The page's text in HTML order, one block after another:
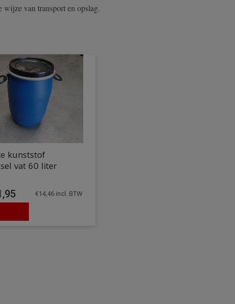
wijze van transport en opslag.
kunststof
vat 60 liter
€14,46incl. BTW